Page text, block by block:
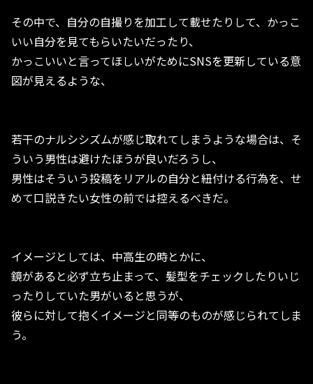
その中で、自分の自撮りを加工して載せたりして、かっこ
いい自分を見てもらいたいだったり、
かっこいいと言ってほしいがためにSNSを更新している意
図が見えるような、
若干のナルシシズムが感じ取れてしまうような場合は、そ
ういう男性は避けたほうが良いだろうし、
男性はそういう投稿をリアルの自分と紐付ける行為を、せ
めて口説きたい女性の前では控えるべきだ。
イメージとしては、中高生の時とかに、
鏡があると必ず立ち止まって、髪型をチェックしたりいじ
ったりしていた男がいると思うが、
彼らに対して抱くイメージと同等のものが感じられてしま
う。